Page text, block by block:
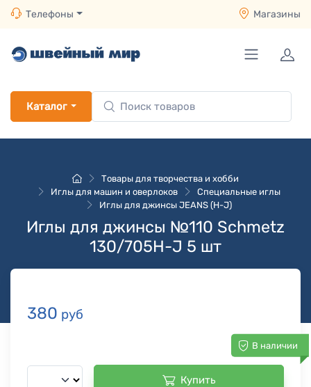
Телефоны Магазины
Каталог
Товары для творчества и хобби
Иглы для машин и оверлоков
Специальные иглы
Иглы для джинсы JEANS (H-J)
Иглы для джинсы №110 Schmetz
130/705H-J 5 шт
380 руб
В наличии
Купить